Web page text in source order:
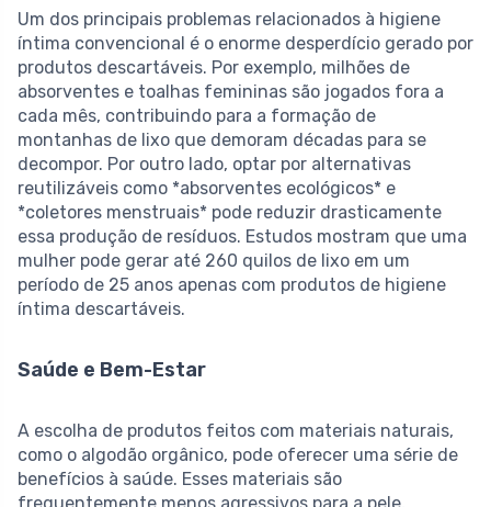
Um dos principais problemas relacionados à higiene
íntima convencional é o enorme desperdício gerado por
produtos descartáveis. Por exemplo, milhões de
absorventes e toalhas femininas são jogados fora a
cada mês, contribuindo para a formação de
montanhas de lixo que demoram décadas para se
decompor. Por outro lado, optar por alternativas
reutilizáveis como *absorventes ecológicos* e
*coletores menstruais* pode reduzir drasticamente
essa produção de resíduos. Estudos mostram que uma
mulher pode gerar até 260 quilos de lixo em um
período de 25 anos apenas com produtos de higiene
íntima descartáveis.
Saúde e Bem-Estar
A escolha de produtos feitos com materiais naturais,
como o algodão orgânico, pode oferecer uma série de
benefícios à saúde. Esses materiais são